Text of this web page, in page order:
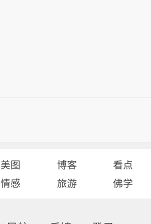
美图 博客
看点
情感 旅游 佛学